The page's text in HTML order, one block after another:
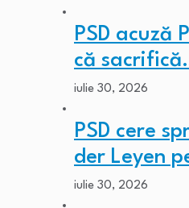
PSD acuză
că
iulie 30, 2026
PSD cere
der Leyen
iulie 30, 2026